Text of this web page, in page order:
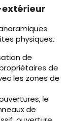
extérieur
physiques.:
de
de
les zones de
le
de